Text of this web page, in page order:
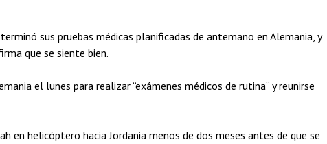
sus pruebas médicas planificadas de antemano en Alemania, y
que se siente bien.
el lunes para realizar “exámenes médicos de rutina” y reunirse
en helicóptero hacia Jordania menos de dos meses antes de que se